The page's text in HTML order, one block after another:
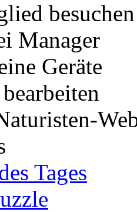
besuchen
Manager
Geräte
Tages